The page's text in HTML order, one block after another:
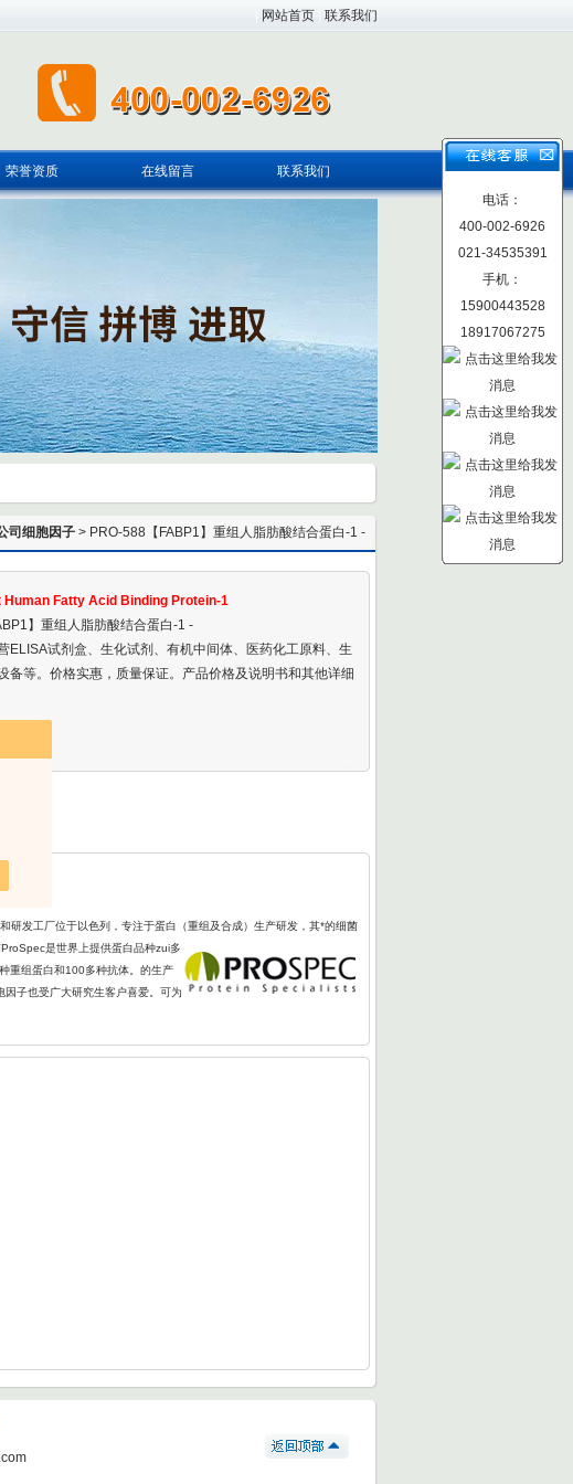
网站首页 联系我们
荣誉资质 在线留言 联系我们
司细胞因子 > PRO-588【FABP1】重组人脂肪酸结合蛋白-1 -
Human Fatty Acid Binding Protein-1
】重组人脂肪酸结合蛋白-1 -
ELISA试剂盒、生化试剂、有机中间体、医药化工原料、生
备等。价格实惠，质量保证。产品价格及说明书和其他详细
发工厂位于以色列，专注于蛋白（重组及合成）生产研发，其*的细菌
是世界上提供蛋白品种zui多
重组蛋白和100多种抗体。的生产
子也受广大研究生客户喜爱。可为
电话：
400-002-6926
021-34535391
手机：
15900443528
18917067275